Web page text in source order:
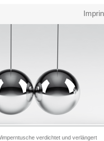
verdichtet und verlängert